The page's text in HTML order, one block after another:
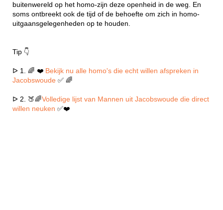
buitenwereld op het homo-zijn deze openheid in de weg. En
soms ontbreekt ook de tijd of de behoefte om zich in homo-
uitgaansgelegenheden op te houden.
Tip 👇
ᐅ 1. 🌈 ❤️ Bekijk nu alle homo's die echt willen afspreken in
Jacobswoude ✅ 🌈
ᐅ 2. 🍑🌈Volledige lijst van Mannen uit Jacobswoude die direct
willen neuken ✅❤️